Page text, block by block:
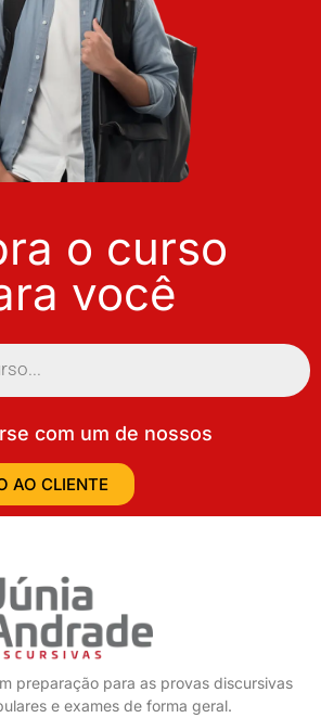
o curso
você
com um de nossos
AO CLIENTE
preparação para as provas discursivas
e exames de forma geral.